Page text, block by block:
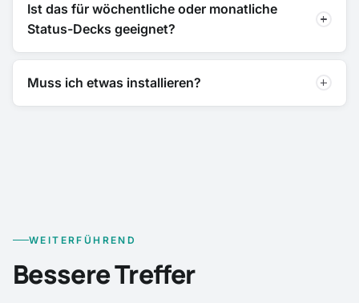
Ist das für wöchentliche oder monatliche
Status-Decks geeignet?
Muss ich etwas installieren?
WEITERFÜHREND
Bessere Treffer